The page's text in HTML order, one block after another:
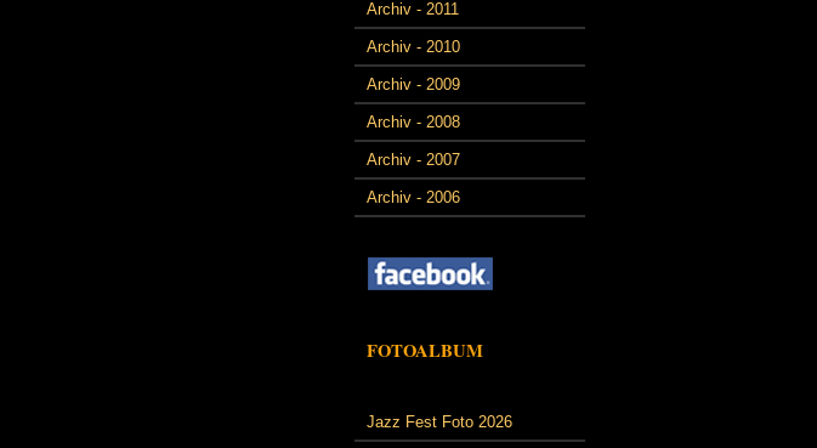
Archiv - 2011
Archiv - 2010
Archiv - 2009
Archiv - 2008
Archiv - 2007
Archiv - 2006
FOTOALBUM
Jazz Fest Foto 2026